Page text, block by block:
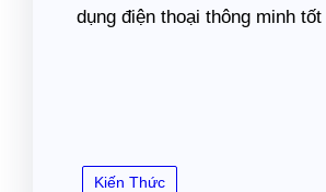
dụng điện thoại thông minh
Kiến Thức